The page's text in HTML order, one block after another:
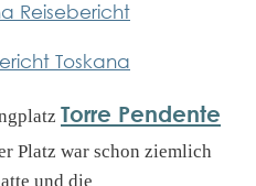
Torre Pendente
Platz war schon ziemlich
und die